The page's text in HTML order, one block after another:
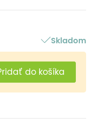
Skladom
do košíka